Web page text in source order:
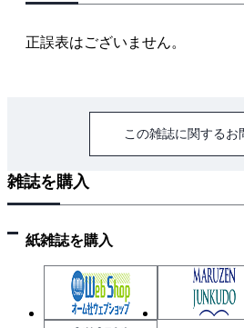
正誤表はございません。
この雑誌に関するお
雑誌を購入
紙雑誌を購入